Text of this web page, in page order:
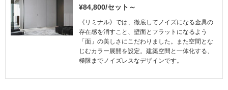
¥84,800/セット～
《リミナル》では、徹底してノイズになる金具の
存在感を消すこと、壁面とフラットになるよう
「面」の美しさにこだわりました。また空間とな
じむカラー展開を設定。建築空間と一体化する、
極限までノイズレスなデザインです。